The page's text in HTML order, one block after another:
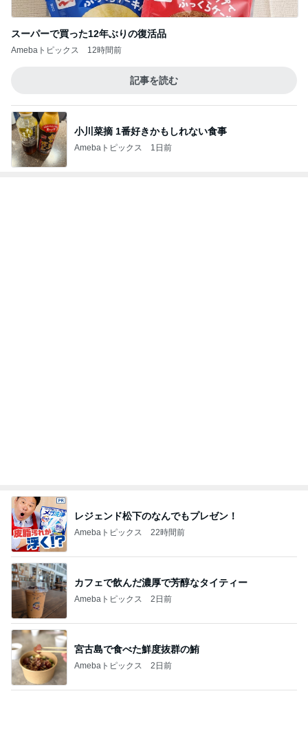
スーパーで買った12年ぶりの復活品
Amebaトピックス 12時間前
記事を読む
小川菜摘 1番好きかもしれない食事
Amebaトピックス 1日前
レジェンド松下のなんでもプレゼン！
Amebaトピックス 22時間前
カフェで飲んだ濃厚で芳醇なタイティー
Amebaトピックス 2日前
宮古島で食べた鮮度抜群の鮪
Amebaトピックス 2日前